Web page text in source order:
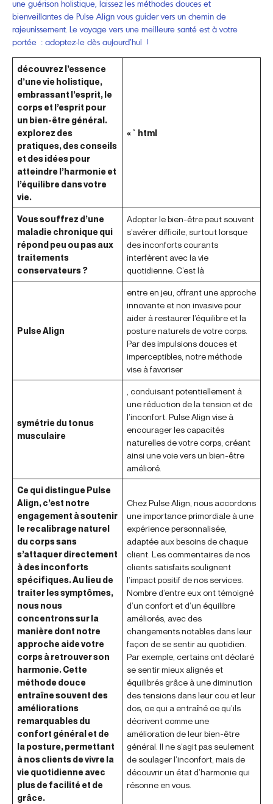
une guérison holistique, laissez les méthodes douces et
bienveillantes de Pulse Align vous guider vers un chemin de
rajeunissement. Le voyage vers une meilleure santé est à votre
portée : adoptez-le dès aujourd’hui !
découvrez l’essence
d’une vie holistique,
embrassant l’esprit, le
corps et l’esprit pour
un bien-être général.
explorez des
pratiques, des conseils
et des idées pour
atteindre l’harmonie et
l’équilibre dans votre
vie.
« `html
Vous souffrez d’une
maladie chronique qui
répond peu ou pas aux
traitements
conservateurs ?
Adopter le bien-être peut souvent
s’avérer difficile, surtout lorsque
des inconforts courants
interfèrent avec la vie
quotidienne. C’est là
Pulse Align
entre en jeu, offrant une approche
innovante et non invasive pour
aider à restaurer l’équilibre et la
posture naturels de votre corps.
Par des impulsions douces et
imperceptibles, notre méthode
vise à favoriser
symétrie du tonus
musculaire
, conduisant potentiellement à
une réduction de la tension et de
l’inconfort. Pulse Align vise à
encourager les capacités
naturelles de votre corps, créant
ainsi une voie vers un bien-être
amélioré.
Ce qui distingue Pulse
Align, c’est notre
engagement à soutenir
le recalibrage naturel
du corps sans
s’attaquer directement
à des inconforts
spécifiques. Au lieu de
traiter les symptômes,
nous nous
concentrons sur la
manière dont notre
approche aide votre
corps à retrouver son
harmonie. Cette
méthode douce
entraîne souvent des
améliorations
remarquables du
confort général et de
la posture, permettant
à nos clients de vivre la
vie quotidienne avec
plus de facilité et de
grâce.
Chez Pulse Align, nous accordons
une importance primordiale à une
expérience personnalisée,
adaptée aux besoins de chaque
client. Les commentaires de nos
clients satisfaits soulignent
l’impact positif de nos services.
Nombre d’entre eux ont témoigné
d’un confort et d’un équilibre
améliorés, avec des
changements notables dans leur
façon de se sentir au quotidien.
Par exemple, certains ont déclaré
se sentir mieux alignés et
équilibrés grâce à une diminution
des tensions dans leur cou et leur
dos, ce qui a entraîné ce qu’ils
décrivent comme une
amélioration de leur bien-être
général. Il ne s’agit pas seulement
de soulager l’inconfort, mais de
découvrir un état d’harmonie qui
résonne en vous.